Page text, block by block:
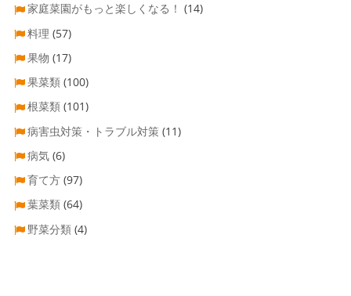
家庭菜園がもっと楽しくなる！ (14)
料理 (57)
果物 (17)
果菜類 (100)
根菜類 (101)
病害虫対策・トラブル対策 (11)
病気 (6)
育て方 (97)
葉菜類 (64)
野菜分類 (4)